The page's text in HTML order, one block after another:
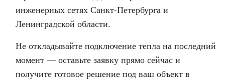
инженерных сетях Санкт-Петербурга и
Ленинградской области.
Не откладывайте подключение тепла на последний
момент — оставьте заявку прямо сейчас и
получите готовое решение под ваш объект в